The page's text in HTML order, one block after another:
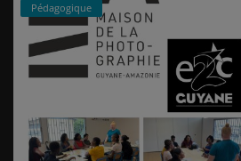
Pédagogique